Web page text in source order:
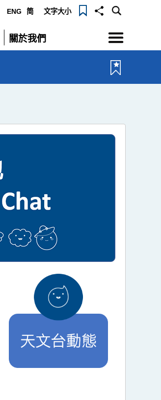
ENG 简 文字大小
關於我們
展
選
單